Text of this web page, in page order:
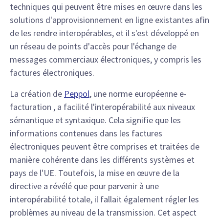
techniques qui peuvent être mises en œuvre dans les
solutions d'approvisionnement en ligne existantes afin
de les rendre interopérables, et il s'est développé en
un réseau de points d'accès pour l'échange de
messages commerciaux électroniques, y compris les
factures électroniques.
La création de Peppol, une norme européenne e-
facturation , a facilité l'interopérabilité aux niveaux
sémantique et syntaxique. Cela signifie que les
informations contenues dans les factures
électroniques peuvent être comprises et traitées de
manière cohérente dans les différents systèmes et
pays de l'UE. Toutefois, la mise en œuvre de la
directive a révélé que pour parvenir à une
interopérabilité totale, il fallait également régler les
problèmes au niveau de la transmission. Cet aspect